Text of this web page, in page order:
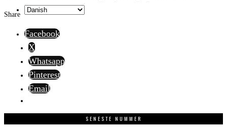
Share
Facebook
X
Whatsapp
Pinterest
Email
SENESTE NUMMER